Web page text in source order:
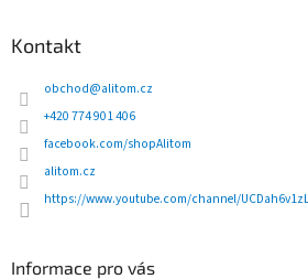
Kontakt
obchod@alitom.cz
+420 774 901 406
facebook.com/shopAlitom
alitom.cz
https://www.youtube.com/channel/
Informace pro vás